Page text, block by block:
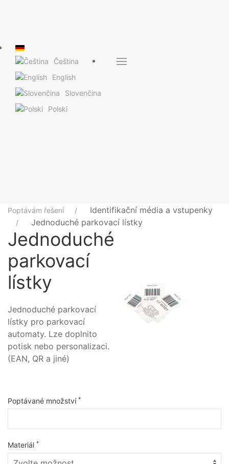
Čeština
English
Slovenčina
Polski
Poptávám řešení
Identifikační média a vstupenky
Jednoduché parkovací lístky
Jednoduché
parkovací
lístky
Jednoduché parkovací
lístky pro parkovací
automaty. Lze doplnito
potisk nebo personalizaci.
(EAN, QR a jiné)
Poptávané množství *
Materiál *